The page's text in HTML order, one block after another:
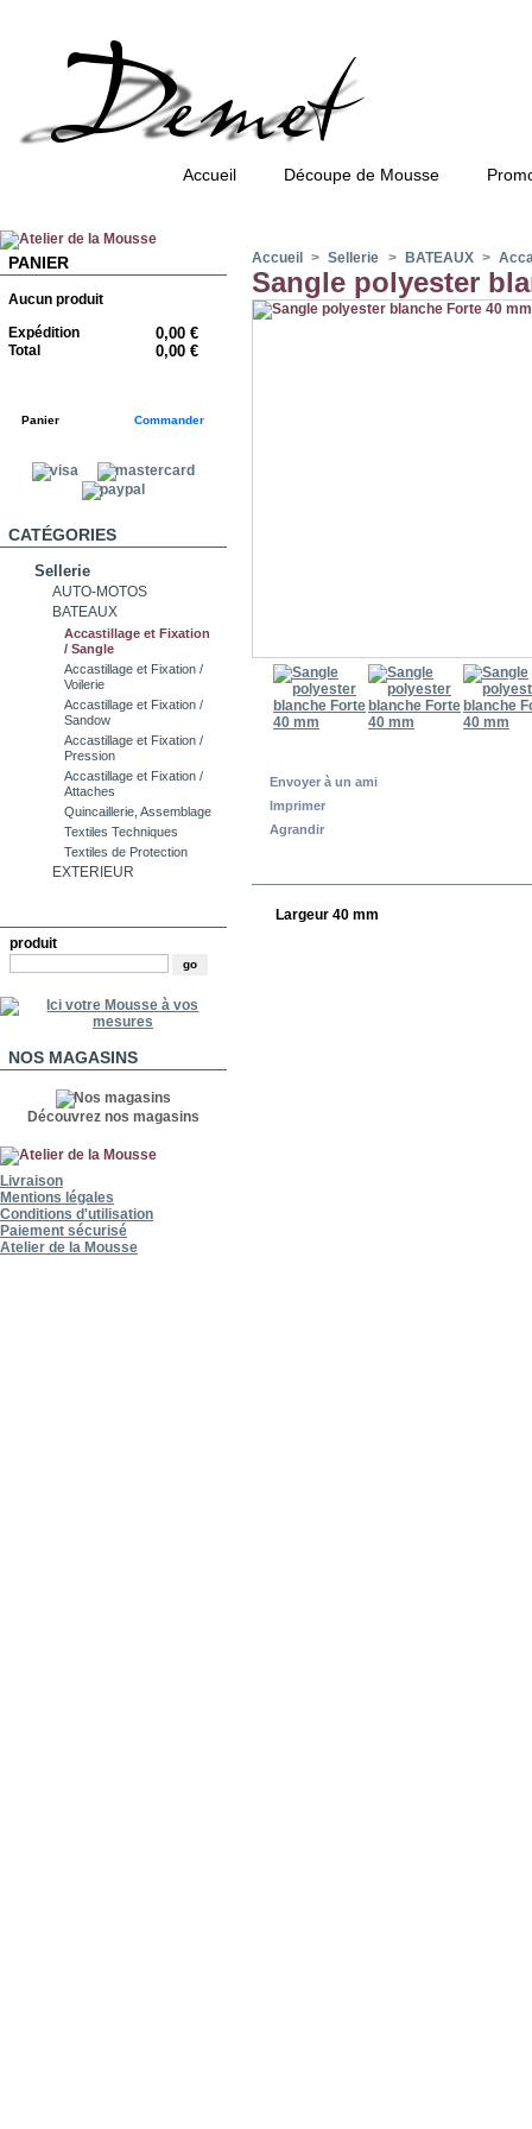
Accueil Découpe de Mousse
PANIER
Aucun produit
Expédition
0,00 €
Total 0,00 €
Panier Commander
CATÉGORIES
Sellerie
AUTO-MOTOS
BATEAUX
Accastillage et Fixation
/ Sangle
Accastillage et Fixation /
Voilerie
Accastillage et Fixation /
Sandow
Accastillage et Fixation /
Pression
Accastillage et Fixation /
Attaches
Quincaillerie, Assemblage
Textiles Techniques
Textiles de Protection
EXTERIEUR
produit
NOS MAGASINS
Découvrez nos magasins
Accueil > Sellerie > BATEAUX >
Sangle polyester
Envoyer à un ami
Imprimer
Agrandir
Largeur 40 mm
Livraison
Mentions légales
Conditions d'utilisation
Paiement sécurisé
Atelier de la Mousse